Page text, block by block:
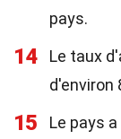
pays.
14
Le taux
d'environ
15
Le pays